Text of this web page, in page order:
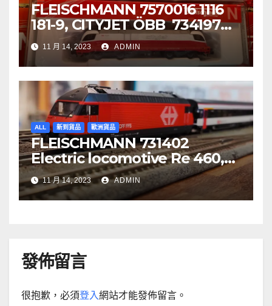
FLEISCHMANN 7570016 1116
181-9, CITYJET ÖBB 734197
Re 620 088-5, SBB Cargo
11 月 14, 2023 ADMIN
ALL 新到貨品 歐洲貨品
FLEISCHMANN 731402
Electric locomotive Re 460,
SBB
11 月 14, 2023 ADMIN
發佈留言
很抱歉，必須登入網站才能發佈留言。